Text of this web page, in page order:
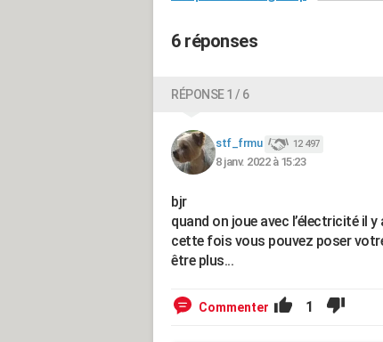
6 réponses
RÉPONSE 1 / 6
stf_frmu 12 497
8 janv. 2022 à 15:23
bjr
quand on joue avec l’électricité il
cette fois vous pouvez poser
être plus...
Commenter 1